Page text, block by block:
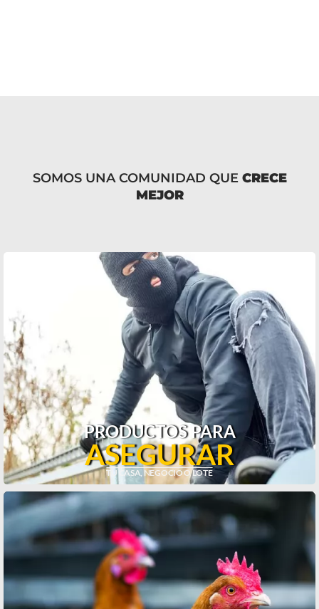
SOMOS UNA COMUNIDAD QUE CRECE
MEJOR
PRODUCTOS PARA
ASEGURAR
TU CASA, NEGOCIO O LOTE